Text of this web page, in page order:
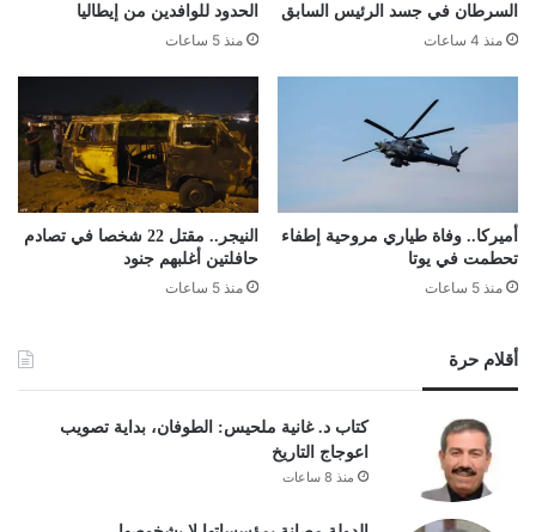
السرطان في جسد الرئيس السابق
منذ 4 ساعات
الحدود للوافدين من إيطاليا
منذ 5 ساعات
أميركا.. وفاة طياري مروحية إطفاء
تحطمت في يوتا
منذ 5 ساعات
النيجر.. مقتل 22 شخصا في تصادم
حافلتين أغلبهم جنود
منذ 5 ساعات
أقلام حرة
كتاب د. غانية ملحيس: الطوفان، بداية تصويب
اعوجاج التاريخ
منذ 8 ساعات